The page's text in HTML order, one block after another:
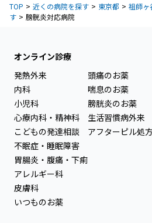
TOP 近くの病院を探す 東京都
祖師ヶ
す
膀胱炎対応病院
オンライン診療
発熱外来
内科
小児科
心療内科・精神科
こどもの発達相談
不眠症・睡眠障害
胃腸炎・腹痛・下痢
アレルギー科
皮膚科
いつものお薬
頭痛のお薬
喘息のお薬
膀胱炎のお薬
生活習慣病外来
アフターピル処